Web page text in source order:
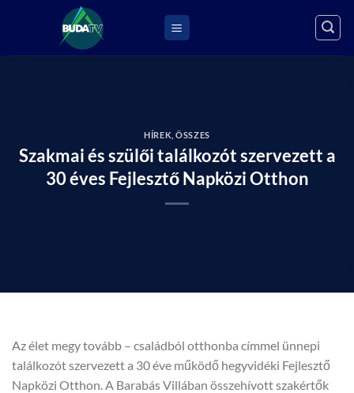
HÍREK ,ÖSSZES
Szakmai és szülői találkozót szervezett a
30 éves Fejlesztő Napközi Otthon
Az élet megy tovább – családból otthonba címmel ünnepi
találkozót szervezett a 30 éve működő hegyvidéki Fejlesztő
Napközi Otthon. A Barabás Villában összehívott szakértők